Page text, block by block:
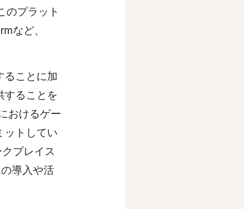
のプラット
など、
ることに加
することを
おけるゲー
ットしてい
プレイス
導入や活